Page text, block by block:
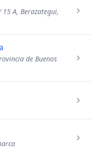
15 A, Berazategui,
de Buenos